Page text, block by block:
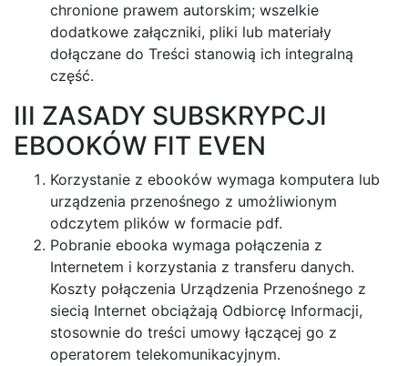
chronione prawem autorskim; wszelkie
dodatkowe załączniki, pliki lub materiały
dołączane do Treści stanowią ich integralną
część.
III ZASADY SUBSKRYPCJI
EBOOKÓW FIT EVEN
Korzystanie z ebooków wymaga komputera lub
urządzenia przenośnego z umożliwionym
odczytem plików w formacie pdf.
Pobranie ebooka wymaga połączenia z
Internetem i korzystania z transferu danych.
Koszty połączenia Urządzenia Przenośnego z
siecią Internet obciążają Odbiorcę Informacji,
stosownie do treści umowy łączącej go z
operatorem telekomunikacyjnym.